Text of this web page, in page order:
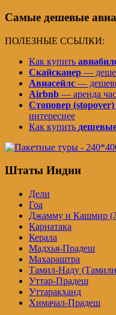
Самые дешевые
ПОЛЕЗНЫЕ ССЫЛКИ:
Как купить
Скайсканер —
Авиасейлс —
Airbnb — аренда
Стоповер (stopover)
интереснее
Как купить
Штаты Индии
Дели
Гоа
Джамму и Кашмир
Карнатака
Керала
Мадхья-Прадеш
Махараштра
Тамил-Наду
Уттар-Прадеш
Уттаракханд
Химачал-Прадеш